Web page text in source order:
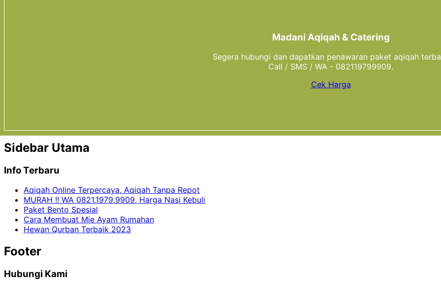
Madani Aqiqah & Catering
Segera hubungi dan dapatkan penawaran paket aqiqah
Call / SMS / WA - 082119799909.
Cek Harga
Sidebar Utama
Info Terbaru
Aqiqah Online Terpercaya, Aqiqah Tanpa Repot
MURAH !! WA 0821.1979.9909, Harga Nasi Kebuli
Paket Bento Spesial
Cara Membuat Mie Ayam Rumahan
Hewan Qurban Terbaik 2023
Footer
Hubungi Kami